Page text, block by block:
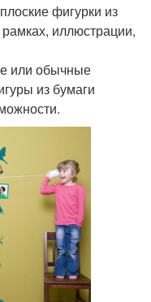
фигурки из
иллюстрации,
или обычные
из бумаги